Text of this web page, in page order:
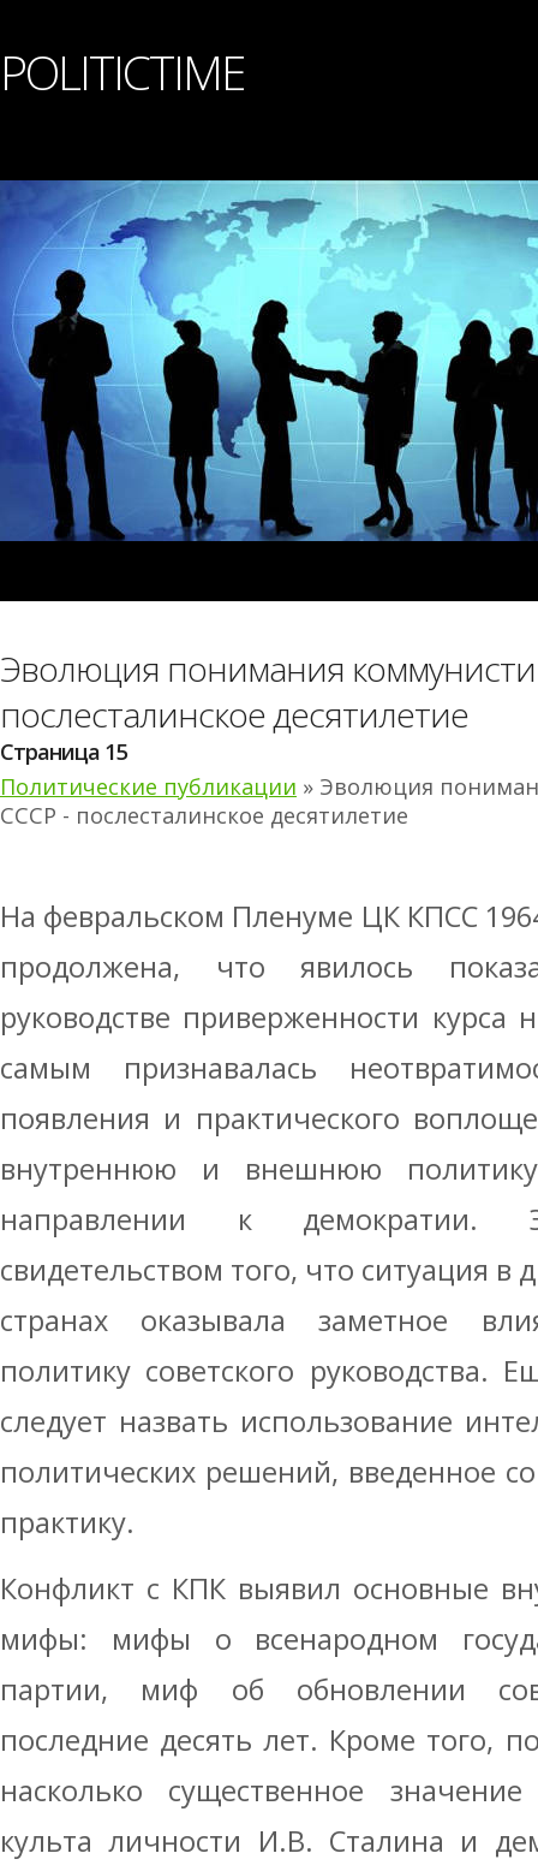
POLITICTIME
Эволюция понимания
послесталинское десятилетие
Страница 15
Политические публикации » Эволюция
СССР - послесталинское десятилетие
На февральском Пленуме ЦК КПСС
продолжена, что явилось
руководстве приверженности курса
самым признавалась
появления и практического
внутреннюю и внешнюю
направлении к демократии.
свидетельством того, что ситуация в
странах оказывала заметное
политику советского руководства.
следует назвать использование
политических решений, введенное
практику.
Конфликт с КПК выявил основные
мифы: мифы о всенародном
партии, миф об обновлении
последние десять лет. Кроме того,
насколько существенное
культа личности И.В. Сталина и